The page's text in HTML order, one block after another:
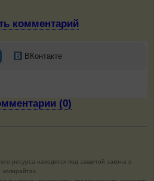
комментарий
ВКонтакте
(0)
ресурса находятся под защитой закона о
копирайтах.